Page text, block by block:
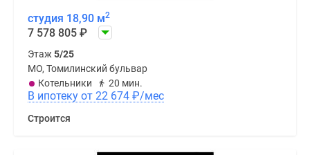
студия 18,90 м2
7 578 805 ₽
Этаж5/25
МО, Томилинский бульвар
Котельники
20 мин.
В ипотеку от 22 674 ₽/мес
Строится